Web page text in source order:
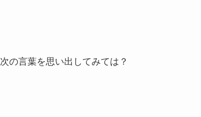
の言葉を思い出してみては？